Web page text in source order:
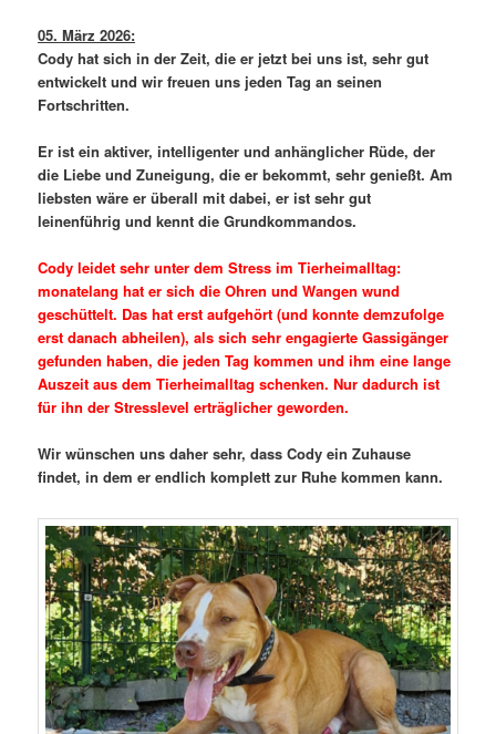
05. März 2026:
Cody hat sich in der Zeit, die er jetzt bei uns ist, sehr gut
entwickelt und wir freuen uns jeden Tag an seinen
Fortschritten.
Er ist ein aktiver, intelligenter und anhänglicher Rüde, der
die Liebe und Zuneigung, die er bekommt, sehr genießt. Am
liebsten wäre er überall mit dabei, er ist sehr gut
leinenführig und kennt die Grundkommandos.
Cody leidet sehr unter dem Stress im Tierheimalltag:
monatelang hat er sich die Ohren und Wangen wund
geschüttelt. Das hat erst aufgehört (und konnte demzufolge
erst danach abheilen), als sich sehr engagierte Gassigänger
gefunden haben, die jeden Tag kommen und ihm eine lange
Auszeit aus dem Tierheimalltag schenken. Nur dadurch ist
für ihn der Stresslevel erträglicher geworden.
Wir wünschen uns daher sehr, dass Cody ein Zuhause
findet, in dem er endlich komplett zur Ruhe kommen kann.